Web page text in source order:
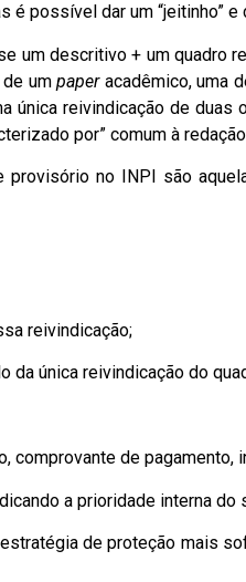
possível dar um “jeitinho”
um descritivo + um quadro
de umpaper acadêmico, uma
única reivindicação de
por” comum à
no INPI são
reivindicação;
única reivindicação do
de pagamento,
a prioridade interna
de proteção mais